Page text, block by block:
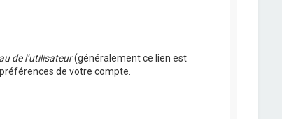
de l’utilisateur(généralement ce lien est
de votre compte.